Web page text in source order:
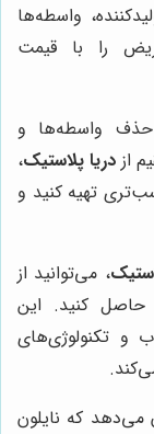
واسطه‌ها
را با قیمت
حذف واسطه‌ها و
از دریا پلاستیک،
تهیه کنید و
، می‌توانید از
حاصل کنید. این
و تکنولوژی‌های
می‌دهد که نایلون